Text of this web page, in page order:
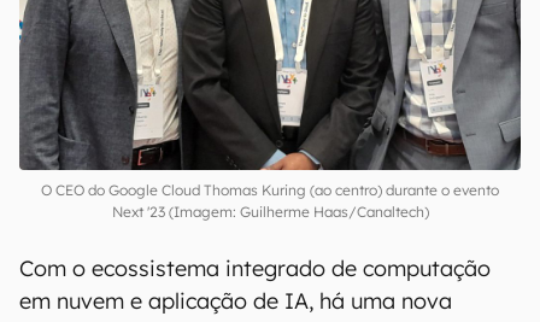
O CEO do Google Cloud Thomas Kuring (ao centro) durante o evento
Next '23 (Imagem: Guilherme Haas/Canaltech)
Com o ecossistema integrado de computação
em nuvem e aplicação de IA, há uma nova